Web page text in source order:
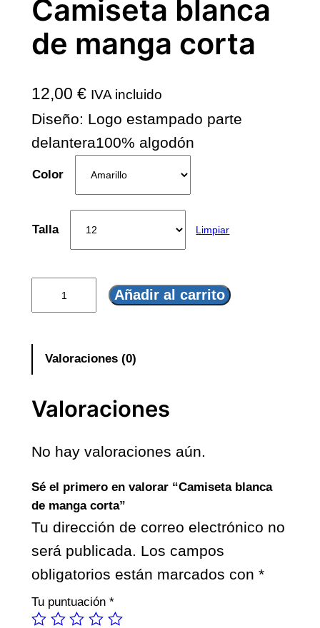
Camiseta blanca
de manga corta
12,00 € IVA incluido
Diseño: Logo estampado parte
delantera100% algodón
Color
Talla Limpiar
i
e
t
a
n
c
a
d
m
a
n
Añadir al carrito
Valoraciones (0)
Valoraciones
No hay valoraciones aún.
Sé el primero en valorar “Camiseta blanca
de manga corta”
Tu dirección de correo electrónico no
será publicada. Los campos
obligatorios están marcados con *
Tu puntuación *